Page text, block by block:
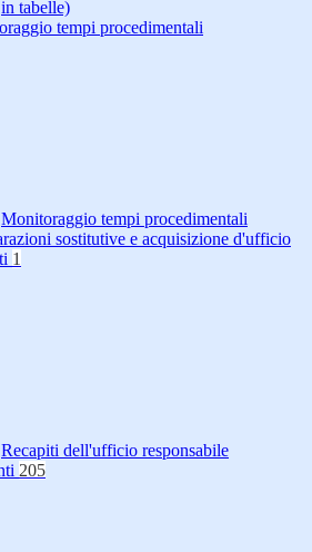
in tabelle)
tempi procedimentali
Monitoraggio tempi procedimentali
sostitutive e acquisizione d'ufficio
1
Recapiti dell'ufficio responsabile
205